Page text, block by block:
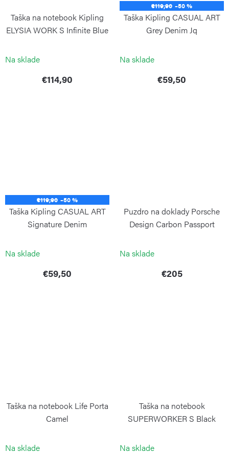
Taška na notebook Kipling
ELYSIA WORK S Infinite Blue
Na sklade
€114,90
€119,90 –50 %
Taška Kipling CASUAL ART
Grey Denim Jq
Na sklade
€59,50
€119,90 –50 %
Taška Kipling CASUAL ART
Signature Denim
Na sklade
€59,50
Puzdro na doklady Porsche
Design Carbon Passport
PORSCHE DESIGN
Na sklade
€205
Taška na notebook Life Porta
Camel
Na sklade
Taška na notebook
SUPERWORKER S Black
Na sklade